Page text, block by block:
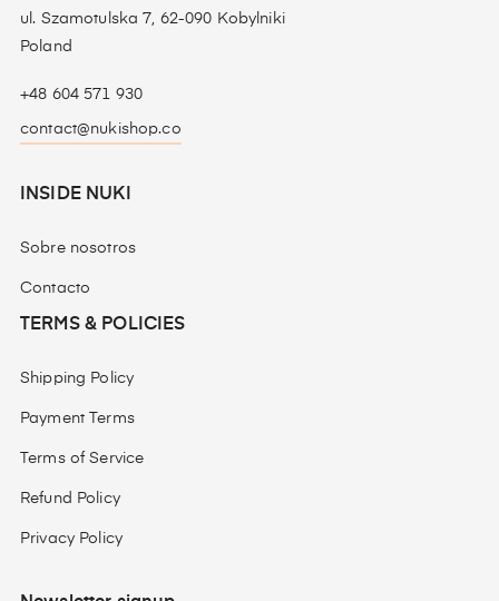
ul. Szamotulska 7, 62-090 Kobylniki
Poland
+48 604 571 930
contact@nukishop.co
INSIDE NUKI
Sobre nosotros
Contacto
TERMS & POLICIES
Shipping Policy
Payment Terms
Terms of Service
Refund Policy
Privacy Policy